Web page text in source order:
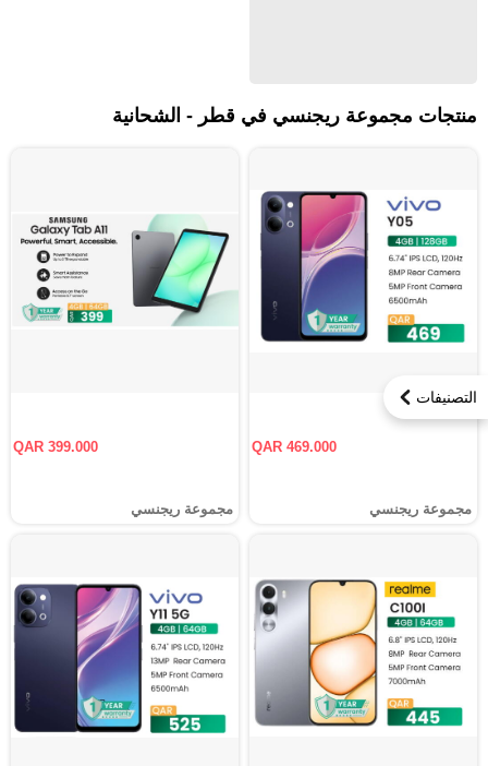
التصنيفات
منتجات مجموعة ريجنسي في قطر - الشحانية
QAR 469.000
مجموعة ريجنسي
QAR 399.000
مجموعة ريجنسي